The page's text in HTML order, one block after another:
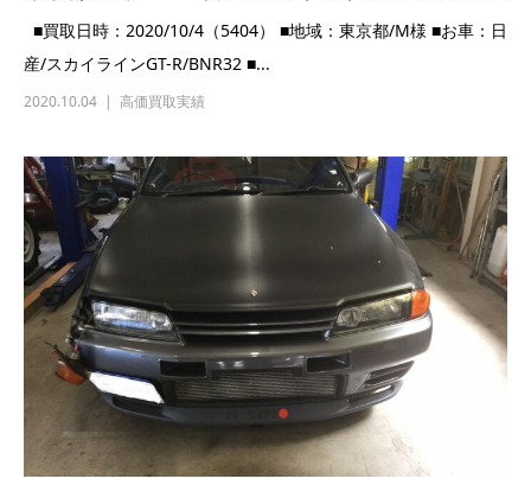
埼玉県/H様 日産/スカイラインGT-R/BNR32
■買取日時：2020/9/30（5324） ■地域：埼玉県/H様 ■お車：日
産/スカイラインGT-R/BNR32 ■...
2020.09.30 高価買取実績